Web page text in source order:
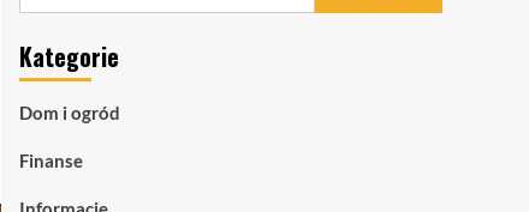
Kategorie
Dom i ogród
Finanse